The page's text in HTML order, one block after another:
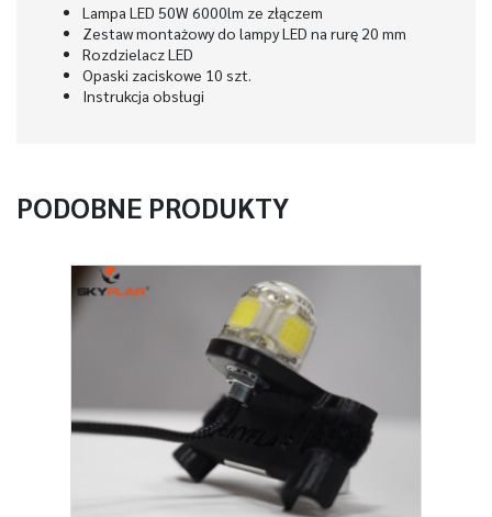
Lampa LED 50W 6000lm ze złączem
Zestaw montażowy do lampy LED na rurę 20 mm
Rozdzielacz LED
Opaski zaciskowe 10 szt.
Instrukcja obsługi
PODOBNE PRODUKTY